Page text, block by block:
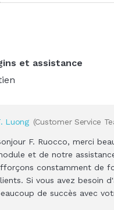
et assistance
Luong (Customer Service
F. Ruocco, merci
et de notre
constamment de
Si vous avez besoin
de succès avec